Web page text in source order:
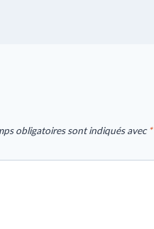
obligatoires sont indiqués avec*